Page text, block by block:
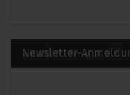
Newsletter-